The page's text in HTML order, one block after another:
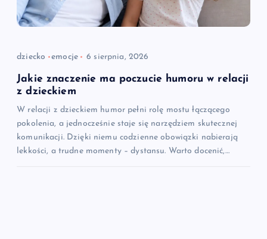
dziecko emocje 6 sierpnia, 2026
Jakie znaczenie ma poczucie humoru w relacji
z dzieckiem
W relacji z dzieckiem humor pełni rolę mostu łączącego
pokolenia, a jednocześnie staje się narzędziem skutecznej
komunikacji. Dzięki niemu codzienne obowiązki nabierają
lekkości, a trudne momenty – dystansu. Warto docenić,…